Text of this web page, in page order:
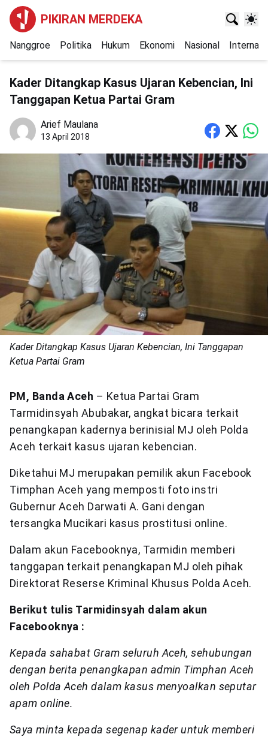
PIKIRAN MERDEKA
Nanggroe Politika Hukum Ekonomi Nasional
Kader Ditangkap Kasus Ujaran Kebencian, Ini
Tanggapan Ketua Partai Gram
Arief Maulana
13 April 2018
Kader Ditangkap Kasus Ujaran Kebencian, Ini Tanggapan
Ketua Partai Gram
PM, Banda Aceh – Ketua Partai Gram
Tarmidinsyah Abubakar, angkat bicara terkait
penangkapan kadernya berinisial MJ oleh Polda
Aceh terkait kasus ujaran kebencian.
Diketahui MJ merupakan pemilik akun Facebook
Timphan Aceh yang memposti foto instri
Gubernur Aceh Darwati A. Gani dengan
tersangka Mucikari kasus prostitusi online.
Dalam akun Facebooknya, Tarmidin memberi
tanggapan terkait penangkapan MJ oleh pihak
Direktorat Reserse Kriminal Khusus Polda Aceh.
Berikut tulis Tarmidinsyah dalam akun
Facebooknya :
Kepada sahabat Gram seluruh Aceh, sehubungan
dengan berita penangkapan admin Timphan Aceh
oleh Polda Aceh dalam kasus menyoalkan seputar
apam online.
Saya minta kepada segenap kader untuk memberi